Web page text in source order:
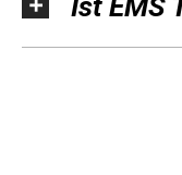
Ist EMS